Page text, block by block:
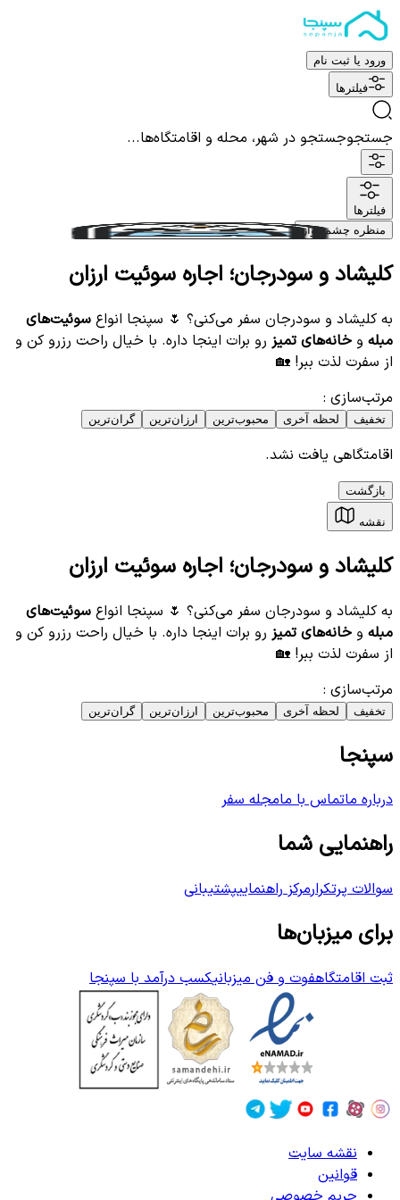
ورود یا ثبت نام
فیلترها
جستجوجستجو در شهر، محله و اقامتگاه‌ها...
فیلترها
منظره چشم نواز
کلیشاد و سودرجان؛ اجاره سوئیت ارزان
به کلیشاد و سودرجان سفر می‌کنی؟ 🌷 سپنجا انواع سوئیت‌های
مبله و خانه‌های تمیز رو برات اینجا داره. با خیال راحت رزرو کن و
از سفرت لذت ببر! 🏡
مرتب‌سازی :
تخفیف لحظه آخری محبوب‌ترین ارزان‌ترین گران‌ترین
اقامتگاهی یافت نشد.
بازگشت
نقشه
کلیشاد و سودرجان؛ اجاره سوئیت ارزان
به کلیشاد و سودرجان سفر می‌کنی؟ 🌷 سپنجا انواع سوئیت‌های
مبله و خانه‌های تمیز رو برات اینجا داره. با خیال راحت رزرو کن و
از سفرت لذت ببر! 🏡
مرتب‌سازی :
تخفیف لحظه آخری محبوب‌ترین ارزان‌ترین گران‌ترین
سپنجا
درباره ماتماس با مامجله سفر
راهنمایی شما
سوالات پرتکرارمرکز راهنماییپشتیبانی
برای میزبان‌ها
ثبت اقامتگاهفوت و فن میزبانیکسب درآمد با سپنجا
نقشه سایت
قوانین